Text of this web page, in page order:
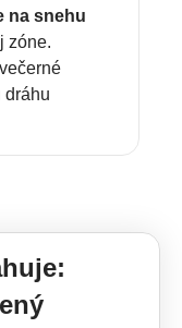
na snehu
zóne.
dráhu